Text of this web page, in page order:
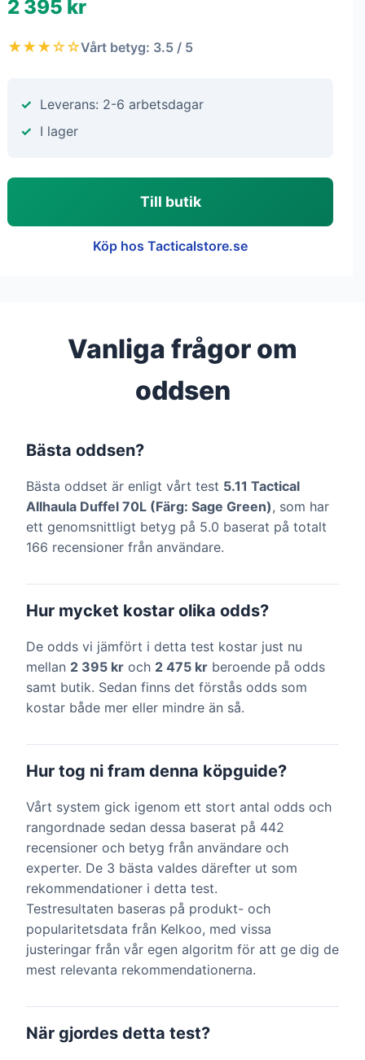
2 395 kr
★★★☆☆Vårt betyg: 3.5 / 5
Leverans: 2-6 arbetsdagar
I lager
Till butik
Köp hos Tacticalstore.se
Vanliga frågor om
oddsen
Bästa oddsen?
Bästa oddset är enligt vårt test 5.11 Tactical
Allhaula Duffel 70L (Färg: Sage Green), som har
ett genomsnittligt betyg på 5.0 baserat på totalt
166 recensioner från användare.
Hur mycket kostar olika odds?
De odds vi jämfört i detta test kostar just nu
mellan 2 395 kr och 2 475 kr beroende på odds
samt butik. Sedan finns det förstås odds som
kostar både mer eller mindre än så.
Hur tog ni fram denna köpguide?
Vårt system gick igenom ett stort antal odds och
rangordnade sedan dessa baserat på 442
recensioner och betyg från användare och
experter. De 3 bästa valdes därefter ut som
rekommendationer i detta test.
Testresultaten baseras på produkt- och
popularitetsdata från Kelkoo, med vissa
justeringar från vår egen algoritm för att ge dig de
mest relevanta rekommendationerna.
När gjordes detta test?